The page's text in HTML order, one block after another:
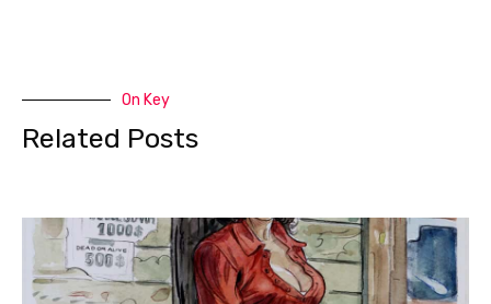
On Key
Related Posts